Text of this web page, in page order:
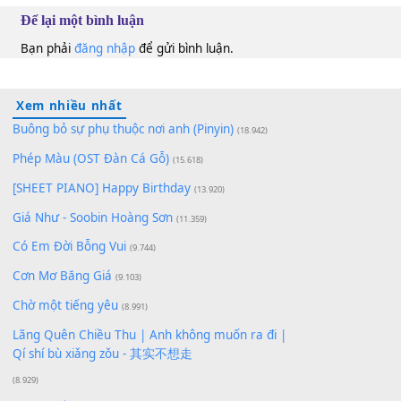
Để lại một bình luận
Xem nhiều nhất
Phép Màu (OST Đàn Cá Gỗ) (15.618)
[SHEET PIANO] Happy Birthday